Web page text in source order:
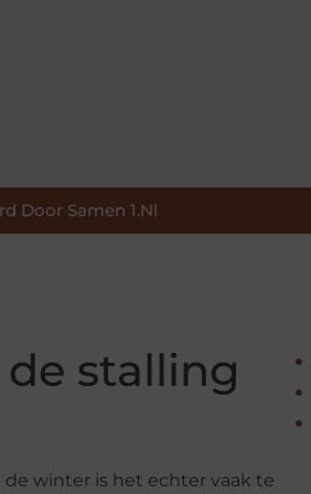
Door Samen 1.nl
stalling
winter is het echter vaak te